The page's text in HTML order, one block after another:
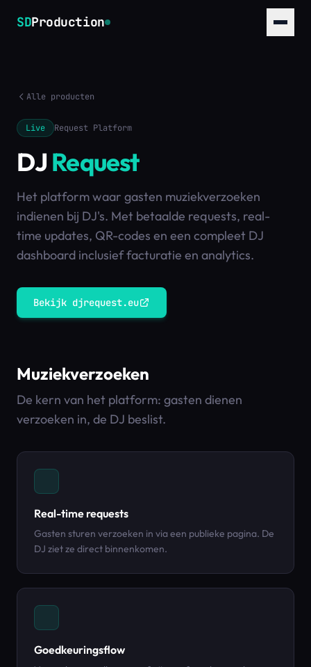
SDProduction
Alle producten
Live Request Platform
DJ Request
Het platform waar gasten muziekverzoeken
indienen bij DJ's. Met betaalde requests, real-
time updates, QR-codes en een compleet DJ
dashboard inclusief facturatie en analytics.
Bekijk djrequest.eu
Muziekverzoeken
De kern van het platform: gasten dienen
verzoeken in, de DJ beslist.
Real-time requests
Gasten sturen verzoeken in via een publieke pagina. De
DJ ziet ze direct binnenkomen.
Goedkeuringsflow